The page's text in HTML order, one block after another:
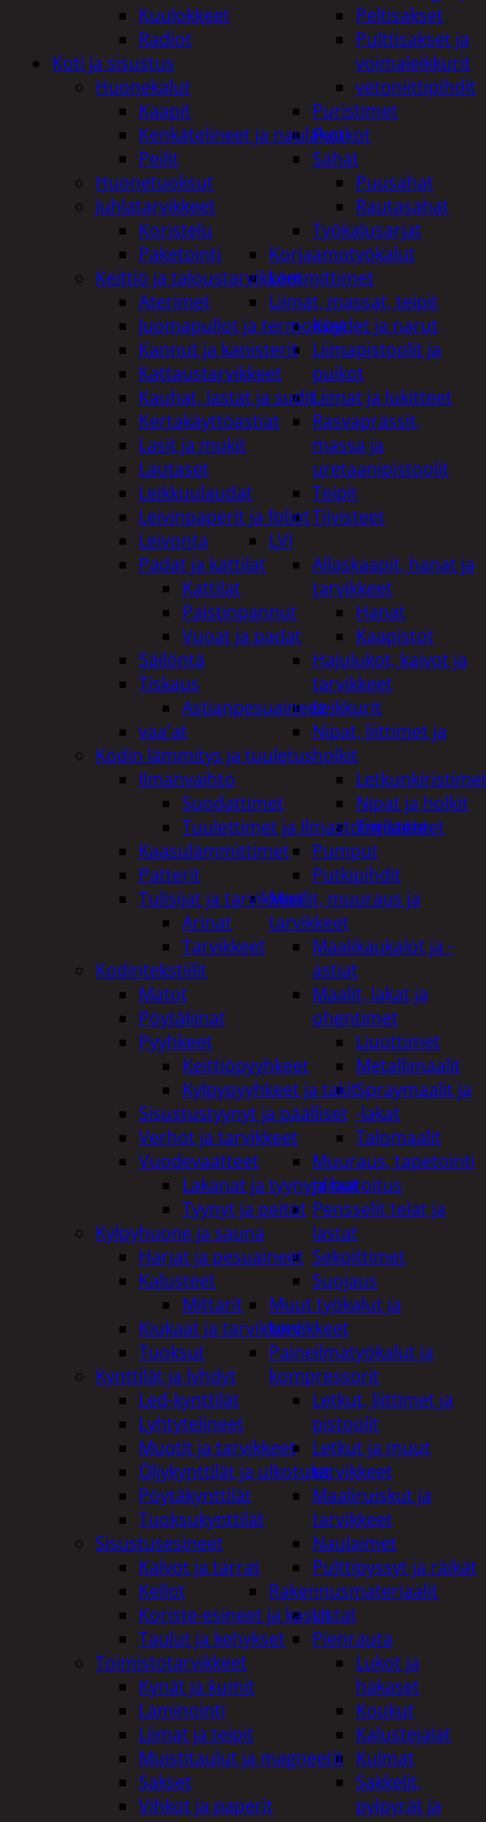
Peltisakset
Pulttisakset ja
voimaleikkurit
vetoniittipihdit
Puristimet
Puukot
Sahat
Puusahat
Rautasahat
Työkalusarjat
Korjaamotyökalut
Lämmittimet
Liimat, massat, teipit
Köydet ja narut
Liimapistoolit ja
puikot
Liimat ja lukitteet
Rasvaprässit,
massa ja
uretaanipistoolit
Teipit
Tiivisteet
LVI
Allaskaapit, hanat ja
tarvikkeet
Hanat
Kaapistot
Hajulukot, kaivot ja
tarvikkeet
Leikkurit
Nipat, liittimet ja
holkit
Nipat ja holkit
Tiivisteet
Pumput
Putkipihdit
Maalit, muuraus ja
tarvikkeet
Maalikaukalot ja -
astiat
Maalit, lakat ja
ohentimet
Liuottimet
Metallimaalit
Spraymaalit ja
-lakat
Talomaalit
Muuraus, tapetointi
ja laatoitus
Pensselit telat ja
lastat
Sekoittimet
Suojaus
Muut työkalut ja
tarvikkeet
Paineilmatyökalut ja
kompressorit
Letkut, liittimet ja
pistoolit
Letkut ja muut
tarvikkeet
Maaliruiskut ja
tarvikkeet
Naulaimet
Pulttipyssyt ja räikät
Rakennusmateriaalit
Listat
Pienrauta
Lukot ja
hakaset
Koukut
Kalustejalat
Kulmat
Sakkelit,
pylpyrät ja
Kuulokkeet
Radiot
Koti ja sisustus
Huonekalut
Kaapit
Kenkätelineet ja naulakot
Peilit
Huonetuoksut
Juhlatarvikkeet
Koristelu
Paketointi
Keittiö ja taloustarvikkeet
Aterimet
Juomapullot ja termokset
Kannut ja kanisterit
Kattaustarvikkeet
Kauhat, lastat ja sudit
Kertakäyttöastiat
Lasit ja mukit
Lautaset
Leikkuulaudat
Leivinpaperit ja foliot
Leivonta
Padat ja kattilat
Kattilat
Paistinpannut
Vuoat ja padat
Säilöntä
Tiskaus
Astianpesuaineet
vaa'at
Kodin lämmitys ja tuuletus
Ilmanvaihto
Suodattimet
Tuulettimet ja Ilmastointilaitteet
Kaasulämmittimet
Patterit
Tulisijat ja tarvikkeet
Arinat
Tarvikkeet
Kodintekstiilit
Matot
Pöytäliinat
Pyyhkeet
Keittiöpyyhkeet
Kylpypyyhkeet ja takit
Sisustustyynyt ja päälliset
Verhot ja tarvikkeet
Vuodevaatteet
Lakanat ja tyynynlinat
Tyynyt ja peitot
Kylpyhuone ja sauna
Harjat ja pesuaineet
Kalusteet
Mittarit
Kiukaat ja tarvikkeet
Tuoksut
Kynttilät ja lyhdyt
Led-kynttilät
Lyhtytelineet
Muotit ja tarvikkeet
Öljykynttilät ja ulkotulet
Pöytäkynttilät
Tuoksukynttilät
Sisustusesineet
Kalvot ja tarrat
Kellot
Koriste-esineet ja kasvit
Taulut ja kehykset
Toimistotarvikkeet
Kynät ja kumit
Laminointi
Liimat ja teipit
Muistitaulut ja magneetit
Sakset
Vihkot ja paperit